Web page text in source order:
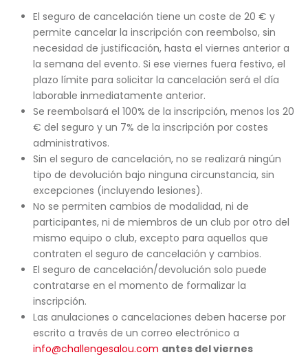
El seguro de cancelación tiene un coste de 20 € y
permite cancelar la inscripción con reembolso, sin
necesidad de justificación, hasta el viernes anterior a
la semana del evento. Si ese viernes fuera festivo, el
plazo límite para solicitar la cancelación será el día
laborable inmediatamente anterior.
Se reembolsará el 100% de la inscripción, menos los 20
€ del seguro y un 7% de la inscripción por costes
administrativos.
Sin el seguro de cancelación, no se realizará ningún
tipo de devolución bajo ninguna circunstancia, sin
excepciones (incluyendo lesiones).
No se permiten cambios de modalidad, ni de
participantes, ni de miembros de un club por otro del
mismo equipo o club, excepto para aquellos que
contraten el seguro de cancelación y cambios.
El seguro de cancelación/devolución solo puede
contratarse en el momento de formalizar la
inscripción.
Las anulaciones o cancelaciones deben hacerse por
escrito a través de un correo electrónico a
info@challengesalou.com antes del viernes